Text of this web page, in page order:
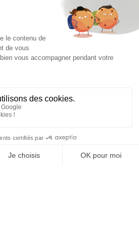
FAMILIALE
DE LUXE SUR MESURE
HONORÉ PARIS 1ER
1 42 96 00 76